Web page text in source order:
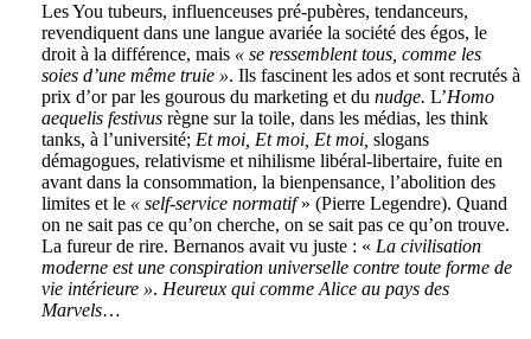
Les You tubeurs, influenceuses pré-pubères, tendanceurs,
revendiquent dans une langue avariée la société des égos, le
droit à la différence, mais « se ressemblent tous, comme les
soies d’une même truie ». Ils fascinent les ados et sont recrutés à
prix d’or par les gourous du marketing et du nudge. L’Homo
aequelis festivusrègne sur la toile, dans les médias, les think
tanks, à l’université; Et moi, Et moi, Et moi, slogans
démagogues, relativisme et nihilisme libéral-libertaire, fuite en
avant dans la consommation, la bienpensance, l’abolition des
limites et le « self-service normatif» (Pierre Legendre). Quand
on ne sait pas ce qu’on cherche, on se sait pas ce qu’on trouve.
La fureur de rire. Bernanos avait vu juste : « La civilisation
moderne est une conspiration universelle contre toute forme de
vie intérieure ». Heureux qui comme Alice au pays des
Marvels…